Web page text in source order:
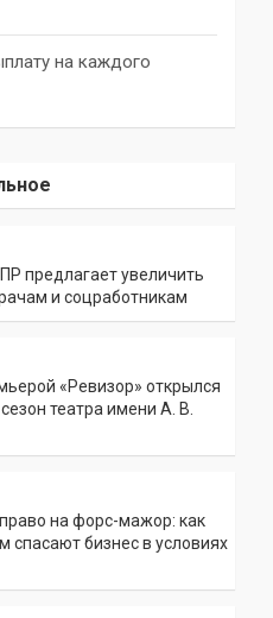
на каждого
предлагает увеличить
и соцработникам
«Ревизор» открылся
театра имени А. В.
на форс-мажор: как
спасают бизнес в условиях